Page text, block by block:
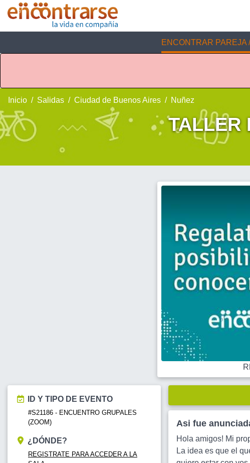
ENCONTRAR PAREJA
Inicio Salidas Ciudad de Buenos Aires Nuñez
TALLER
ID Y TIPO DE EVENTO
#S21186 - ENCUENTRO GRUPALES
(ZOOM)
¿DÓNDE?
REGISTRATE PARA ACCEDER A LA
Asi fue
Hola amigos! Mi
La idea es que el